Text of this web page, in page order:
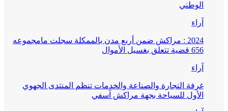
الوطني
آراء
2024 : مراكش ضمن أربع مدن بالممكلة سجلت مامجموعه
656 قضية تتعلق بغسيل الأموال
آراء
غرفة التجارة والصناعة والخدمات تنظم المنتدى الجهوي
الأول للسياحة بجهة مراكش آسفي